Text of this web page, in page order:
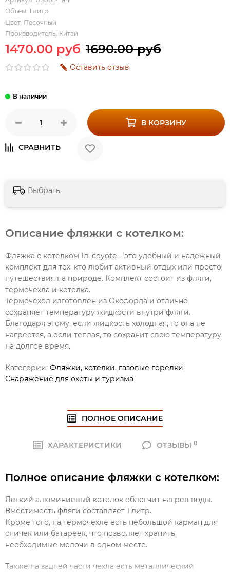
Объем: 1 литр
Цвет: Песочный
Производитель: Китай
1470.00 руб 1690.00 руб
Оставить отзыв
В КОРЗИНУ
Выбрать
Описание фляжки с котелком:
Фляжка с котелком 1л, coyote – это удобный и надежный
комплект для тех, кто любит активный отдых или просто
путешествия на природе. Комплект состоит из фляги,
термочехла и котелка.
Термочехол изготовлен из Оксфорда и отлично
сохраняет температуру жидкости внутри фляги.
Благодаря этому, если жидкость холодная, то она не
нагреется, а если теплая, то сохранит свою температуру
на долгое время.
Категории: Фляжки, котелки, газовые горелки,
Снаряжение для охоты и туризма
ПОЛНОЕ ОПИСАНИЕ
ХАРАКТЕРИСТИКИ ОТЗЫВЫ0
Полное описание фляжки с котелком:
Легкий алюминиевый котелок облегчит нагрев воды.
Вместимость фляги составляет 1 литр.
Кроме того, на термочехле есть небольшой карман для
спичек или батареек, что позволяет хранить
необходимые мелочи в одном месте.
Также на задней части чехла есть металлический